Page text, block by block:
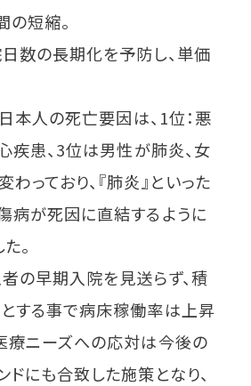
の短縮。
数の長期化を予防し、単価
本人の死亡要因は、1位：悪
疾患、3位は男性が肺炎、女
っており、『肺炎』といった
病が死因に直結するように
。
の早期入院を見送らず、積
する事で病床稼働率は上昇
療ニーズへの応対は今後の
ドにも合致した施策となり、